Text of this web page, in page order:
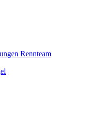
Rennteam